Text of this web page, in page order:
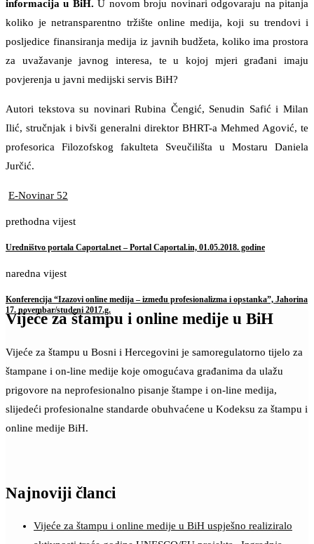
informacija u BiH. U novom broju novinari odgovaraju na pitanja
koliko je netransparentno tržište online medija, koji su trendovi i
posljedice finansiranja medija iz javnih budžeta, koliko ima prostora
za uvažavanje javnog interesa, te u kojoj mjeri građani imaju
povjerenja u javni medijski servis BiH?
Autori tekstova su novinari Rubina Čengić, Senudin Safić i Milan
Ilić, stručnjak i bivši generalni direktor BHRT-a Mehmed Agović, te
profesorica Filozofskog fakulteta Sveučilišta u Mostaru Daniela
Jurčić.
E-Novinar 52
prethodna vijest
Uredništvo portala Caportal.net – Portal Caportal.in, 01.05.2018. godine
naredna vijest
Konferencija “Izazovi online medija – između profesionalizma i opstanka”, Jahorina
17. novembar/studeni 2017.g.
Vijeće za štampu i online medije u BiH
Vijeće za štampu u Bosni i Hercegovini je samoregulatorno tijelo za
štampane i on-line medije koje omogućava građanima da ulažu
prigovore na neprofesionalno pisanje štampe i on-line medija,
slijedeći profesionalne standarde obuhvaćene u Kodeksu za štampu i
online medije BiH.
Najnoviji članci
Vijeće za štampu i online medije u BiH uspješno realiziralo